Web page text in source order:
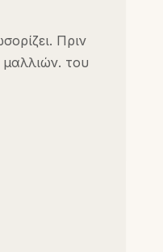
Πριν
μαλλιών. του